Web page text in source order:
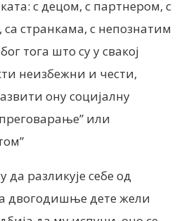
с децом, с партнером, с
странкама, с непознатим
тога што су у свакој
неизбежни и чести,
ону социјалну
или
да разликује себе од
двогодишње дете жели